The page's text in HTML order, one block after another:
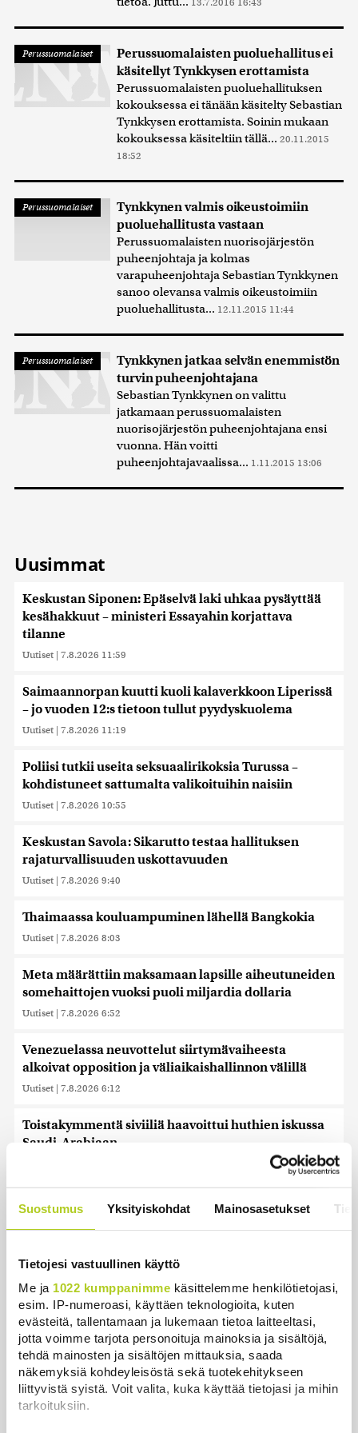
Suostumus Yksityiskohdat Mainosasetukset
Tietojesi vastuullinen käyttö
Me ja 1022 kumppanimme käsittelemme henkilötietojasi,
esim. IP-numeroasi, käyttäen teknologioita, kuten
evästeitä, tallentamaan ja lukemaan tietoa laitteeltasi,
jotta voimme tarjota personoituja mainoksia ja sisältöjä,
tehdä mainosten ja sisältöjen mittauksia, saada
näkemyksiä kohdeyleisöstä sekä tuotekehitykseen
liittyvistä syistä. Voit valita, kuka käyttää tietojasi ja mihin
tarkoituksiin.
Perussuomalaiset
Perussuomalaisten puoluehallitus ei
käsitellyt Tynkkysen erottamista
Perussuomalaisten puoluehallituksen
kokouksessa ei tänään käsitelty Sebastian
Tynkkysen erottamista. Soinin mukaan
kokouksessa käsiteltiin tällä... 20.11.2015
18:52
Perussuomalaiset
Tynkkynen valmis oikeustoimiin
puoluehallitusta vastaan
Perussuomalaisten nuorisojärjestön
puheenjohtaja ja kolmas
varapuheenjohtaja Sebastian Tynkkynen
sanoo olevansa valmis oikeustoimiin
puoluehallitusta... 12.11.2015 11:44
Perussuomalaiset
Tynkkynen jatkaa selvän enemmistön
turvin puheenjohtajana
Sebastian Tynkkynen on valittu
jatkamaan perussuomalaisten
nuorisojärjestön puheenjohtajana ensi
vuonna. Hän voitti
puheenjohtajavaalissa... 1.11.2015 13:06
Uusimmat
Keskustan Siponen: Epäselvä laki uhkaa pysäyttää
kesähakkuut – ministeri Essayahin korjattava
tilanne
Uutiset | 7.8.2026 11:59
Saimaannorpan kuutti kuoli kalaverkkoon Liperissä
– jo vuoden 12:s tietoon tullut pyydyskuolema
Uutiset | 7.8.2026 11:19
Poliisi tutkii useita seksuaalirikoksia Turussa –
kohdistuneet sattumalta valikoituihin naisiin
Uutiset | 7.8.2026 10:55
Keskustan Savola: Sikarutto testaa hallituksen
rajaturvallisuuden uskottavuuden
Uutiset | 7.8.2026 9:40
Thaimaassa kouluampuminen lähellä Bangkokia
Uutiset | 7.8.2026 8:03
Meta määrättiin maksamaan lapsille aiheutuneiden
somehaittojen vuoksi puoli miljardia dollaria
Uutiset | 7.8.2026 6:52
Venezuelassa neuvottelut siirtymävaiheesta
alkoivat opposition ja väliaikaishallinnon välillä
Uutiset | 7.8.2026 6:12
Toistakymmentä siviiliä haavoittui huthien iskussa
Saudi-Arabiaan
Uutistoimistot: Saudi-Arabia, Turkki ja Pakistan
allekirjoittavat tänään yhteisen
puolustussopimuksen
Tänään on tuulista ja sateista, viikonloppuna
lämpenee
7.8.2026 3:01
Näytä lisää